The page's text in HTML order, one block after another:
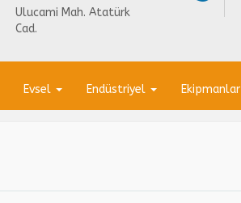
Ulucami Mah. Atatürk
Cad.
Evsel Endüstriyel Ekipmanlar